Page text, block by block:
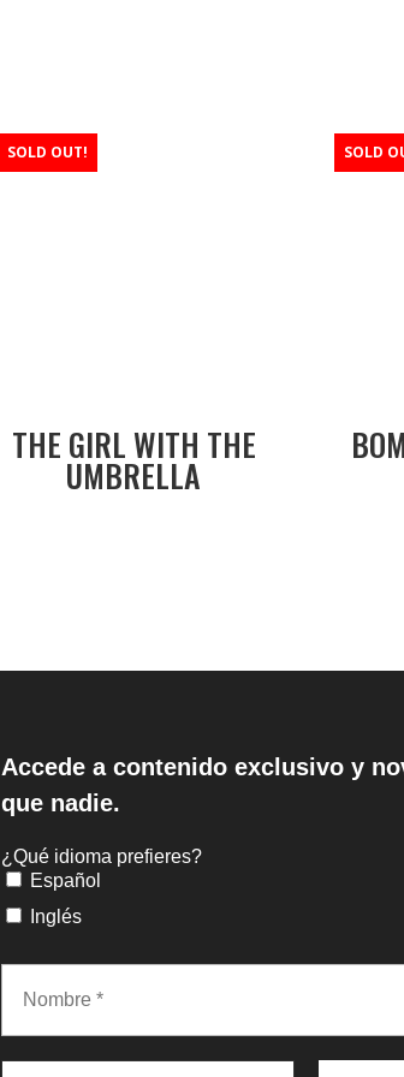
SOLD OUT!
THE GIRL WITH THE
UMBRELLA
SOLD
Accede a contenido exclusivo y
que nadie.
¿Qué idioma prefieres?
Español
Inglés